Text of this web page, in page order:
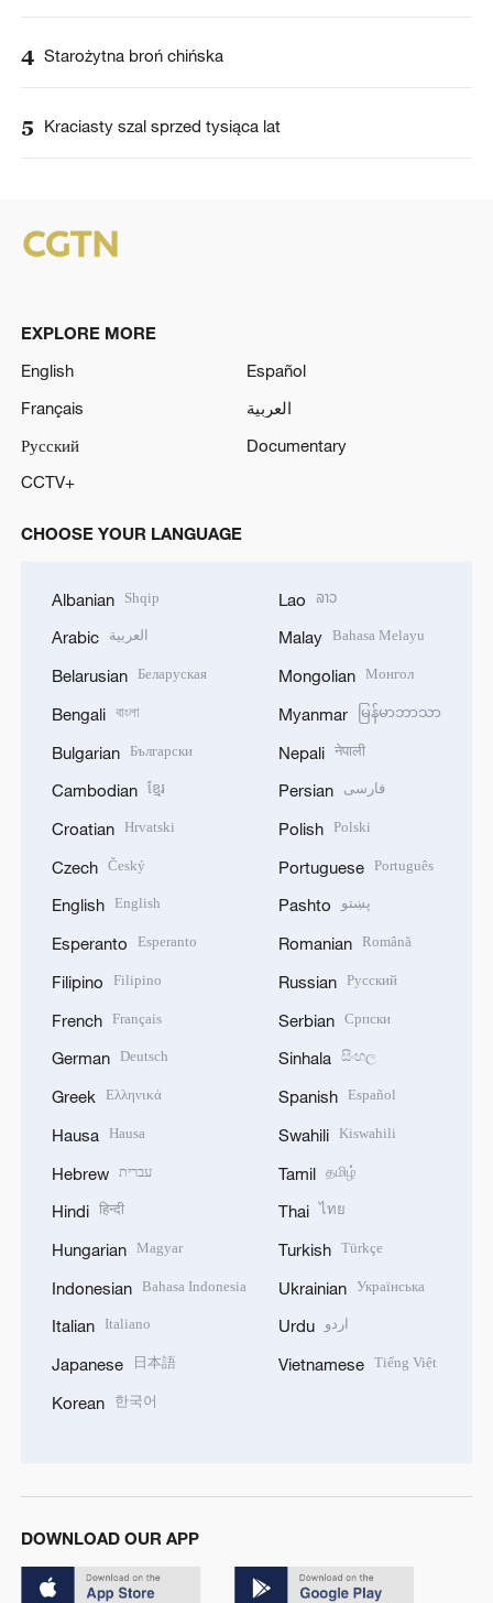
4 Starożytna broń chińska
5 Kraciasty szal sprzed tysiąca lat
EXPLORE MORE
English
Español
Français
العربية
Русский
Documentary
CCTV+
CHOOSE YOUR LANGUAGE
Albanian Shqip
Arabic العربية
Belarusian Беларуская
Bengali বাংলা
Bulgarian Български
Cambodian ខ្មែរ
Croatian Hrvatski
Czech Český
English English
Esperanto Esperanto
Filipino Filipino
French Français
German Deutsch
Greek Ελληνικά
Hausa Hausa
Hebrew עברית
Hindi हिन्दी
Hungarian Magyar
Indonesian Bahasa Indonesia
Italian Italiano
Japanese 日本語
Korean 한국어
Lao ລາວ
Malay Bahasa Melayu
Mongolian Монгол
Myanmar မြန်မာဘာသာ
Nepali नेपाली
Persian فارسی
Polish Polski
Portuguese Português
Pashto پښتو
Romanian Română
Russian Русский
Serbian Српски
Sinhala සිංහල
Spanish Español
Swahili Kiswahili
Tamil தமிழ்
Thai ไทย
Turkish Türkçe
Ukrainian Українська
Urdu اردو
Vietnamese Tiếng Việt
DOWNLOAD OUR APP